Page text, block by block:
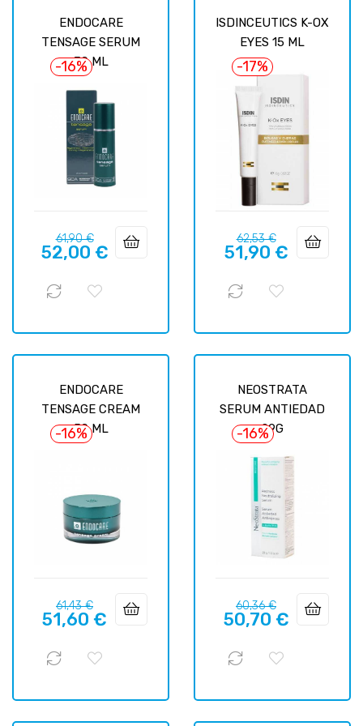
ENDOCARE
TENSAGE SERUM
30 ML
-16%
Prix
habituel
61,90 €Prix
52,00 €
ISDINCEUTICS K-OX
EYES 15 ML
-17%
Prix
habituel
62,53 €Prix
51,90 €
ENDOCARE
TENSAGE CREAM
50 ML
-16%
Prix
habituel
61,43 €Prix
51,60 €
NEOSTRATA
SERUM ANTIEDAD
29G
-16%
Prix
habituel
60,36 €Prix
50,70 €